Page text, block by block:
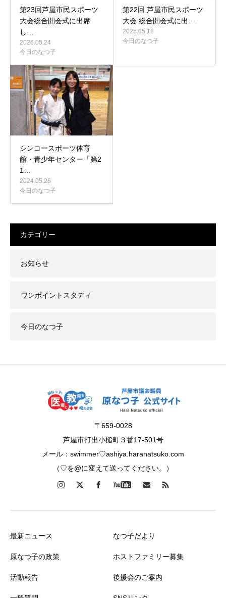
第23回芦屋市民スポーツ
大会総合開会式に出席
し…
2026.05.24
今日のなつ子
第22回 芦屋市民スポーツ
大会 総合開会式に出…
2025.05.18
今日のなつ子
シンコースポーツ体育
館・青少年センター「第2
1…
2024.05.26
今日のなつ子
カテゴリー
お知らせ
ワンポイントスタディ
今日のなつ子
〒659-0028
芦屋市打出小槌町３番17-501号
メール：swimmer♡ashiya.haranatsuko.com
（♡を@に変えて送ってください。）
最新ニュース
原なつ子の政策
活動報告
なつ子だより
ホストファミリー募集
後援会のご案内